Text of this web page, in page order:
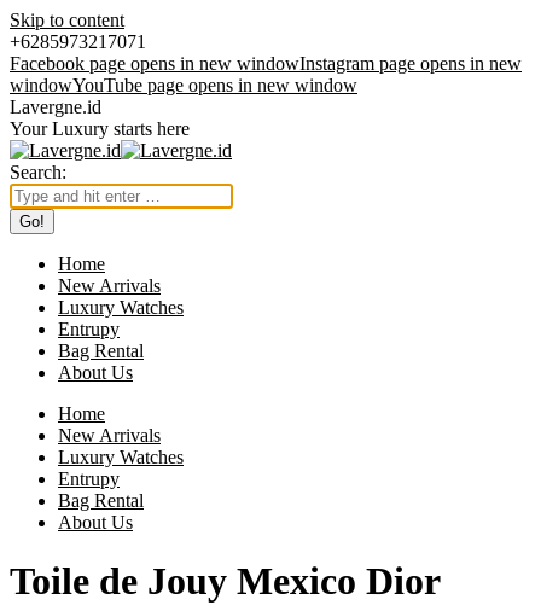
Skip to content
+6285973217071
Facebook page opens in new windowInstagram page opens in new
windowYouTube page opens in new window
Lavergne.id
Your Luxury starts here
Search:
Home
New Arrivals
Luxury Watches
Entrupy
Bag Rental
About Us
Home
New Arrivals
Luxury Watches
Entrupy
Bag Rental
About Us
Toile de Jouy Mexico Dior